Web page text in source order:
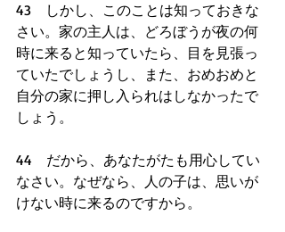
43　しかし、このことは知っておきな
さい。家の主人は、どろぼうが夜の何
時に来ると知っていたら、目を見張っ
ていたでしょうし、また、おめおめと
自分の家に押し入られはしなかったで
しょう。
44　だから、あなたがたも用心してい
なさい。なぜなら、人の子は、思いが
けない時に来るのですから。